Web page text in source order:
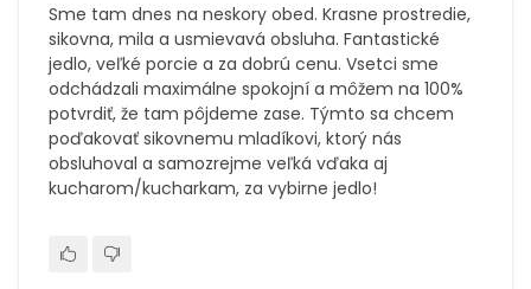
Sme tam dnes na neskory obed. Krasne prostredie,
sikovna, mila a usmievavá obsluha. Fantastické
jedlo, veľké porcie a za dobrú cenu. Vsetci sme
odchádzali maximálne spokojní a môžem na 100%
potvrdiť, že tam pôjdeme zase. Týmto sa chcem
poďakovať sikovnemu mladíkovi, ktorý nás
obsluhoval a samozrejme veľká vďaka aj
kucharom/kucharkam, za vybirne jedlo!